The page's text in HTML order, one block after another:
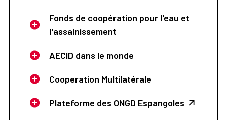
Fonds de coopération pour l'eau et
l'assainissement
AECID dans le monde
Cooperation Multilatérale
Plateforme des ONGD Espangoles